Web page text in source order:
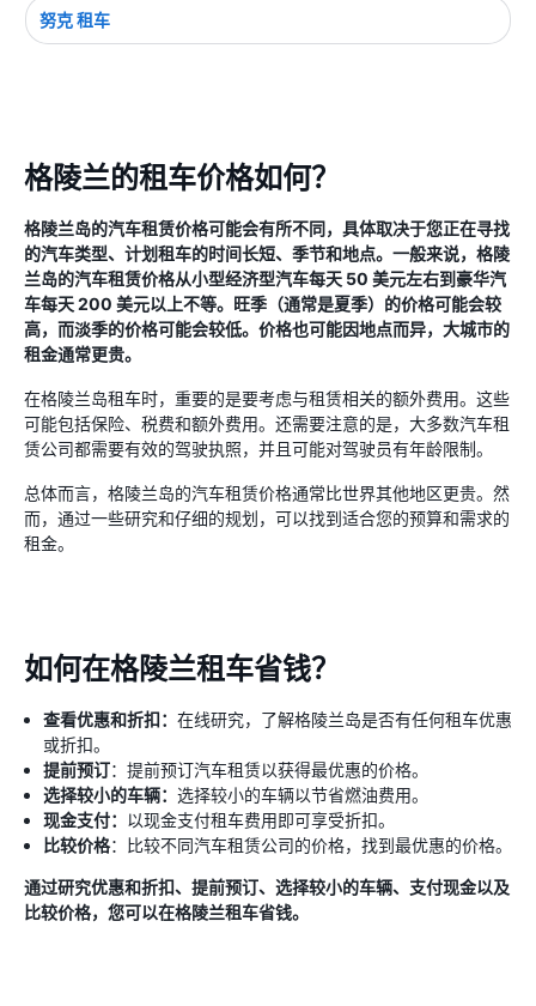
努克 租车
格陵兰的租车价格如何？
格陵兰岛的汽车租赁价格可能会有所不同，具体取决于您正在寻找
的汽车类型、计划租车的时间长短、季节和地点。一般来说，格陵
兰岛的汽车租赁价格从小型经济型汽车每天 50 美元左右到豪华汽
车每天 200 美元以上不等。旺季（通常是夏季）的价格可能会较
高，而淡季的价格可能会较低。价格也可能因地点而异，大城市的
租金通常更贵。
在格陵兰岛租车时，重要的是要考虑与租赁相关的额外费用。这些
可能包括保险、税费和额外费用。还需要注意的是，大多数汽车租
赁公司都需要有效的驾驶执照，并且可能对驾驶员有年龄限制。
总体而言，格陵兰岛的汽车租赁价格通常比世界其他地区更贵。然
而，通过一些研究和仔细的规划，可以找到适合您的预算和需求的
租金。
如何在格陵兰租车省钱？
查看优惠和折扣： 在线研究，了解格陵兰岛是否有任何租车优惠
或折扣。
提前预订：提前预订汽车租赁以获得最优惠的价格。
选择较小的车辆： 选择较小的车辆以节省燃油费用。
现金支付： 以现金支付租车费用即可享受折扣。
比较价格：比较不同汽车租赁公司的价格，找到最优惠的价格。
通过研究优惠和折扣、提前预订、选择较小的车辆、支付现金以及
比较价格，您可以在格陵兰租车省钱。